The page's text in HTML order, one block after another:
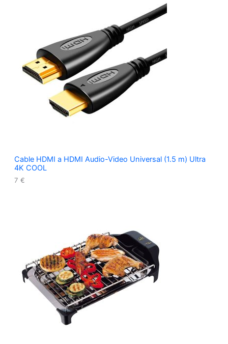
Cable HDMI a HDMI Audio-Video Universal (1.5 m) Ultra
4K COOL
7 €